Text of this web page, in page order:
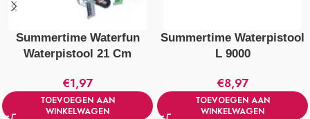
Summertime Waterfun
Waterpistool 21 Cm
€1,97
TOEVOEGEN AAN
WINKELWAGEN
Summertime Waterpistool
L 9000
€8,97
TOEVOEGEN AAN
WINKELWAGEN